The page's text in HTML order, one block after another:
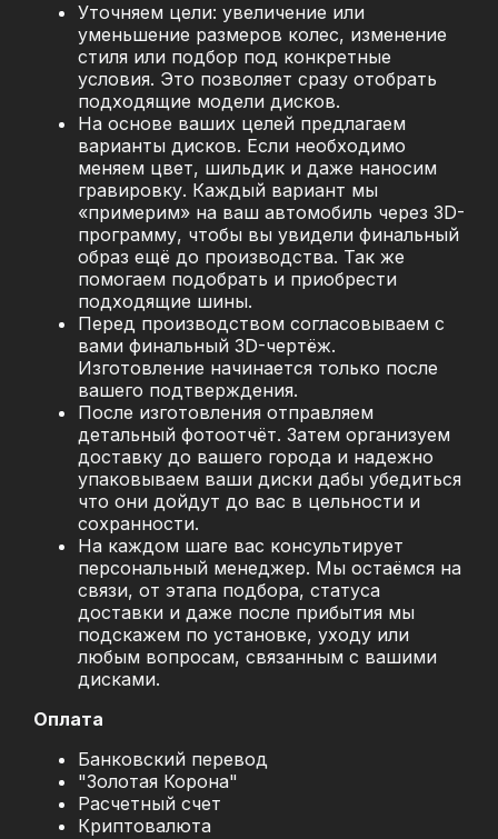
Уточняем цели: увеличение или
уменьшение размеров колес, изменение
стиля или подбор под конкретные
условия. Это позволяет сразу отобрать
подходящие модели дисков.
На основе ваших целей предлагаем
варианты дисков. Если необходимо
меняем цвет, шильдик и даже наносим
гравировку. Каждый вариант мы
«примерим» на ваш автомобиль через 3D-
программу, чтобы вы увидели финальный
образ ещё до производства. Так же
помогаем подобрать и приобрести
подходящие шины.
Перед производством согласовываем с
вами финальный 3D-чертёж.
Изготовление начинается только после
вашего подтверждения.
После изготовления отправляем
детальный фотоотчёт. Затем организуем
доставку до вашего города и надежно
упаковываем ваши диски дабы убедиться
что они дойдут до вас в цельности и
сохранности.
На каждом шаге вас консультирует
персональный менеджер. Мы остаёмся на
связи, от этапа подбора, статуса
доставки и даже после прибытия мы
подскажем по установке, уходу или
любым вопросам, связанным с вашими
дисками.
Оплата
Банковский перевод
"Золотая Корона"
Расчетный счет
Криптовалюта